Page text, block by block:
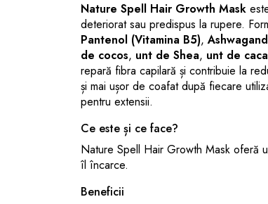
Nature Spell Hair Growth Mask
deteriorat sau predispus la rupere.
Pantenol (Vitamina B5),
de cocos, unt de Shea, unt de
repară fibra capilară și contribuie la
și mai ușor de coafat după fiecare
pentru extensii.
Ce este și ce face?
Nature Spell Hair Growth Mask oferă
îl încarce.
Beneficii